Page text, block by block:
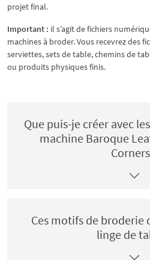
projet final.
Important : il s’agit de fichiers
machines à broder. Vous recevrez des
serviettes, sets de table, chemins de
ou produits physiques finis.
Que puis-je créer avec
machine Baroque
Ces motifs de broderie
linge de